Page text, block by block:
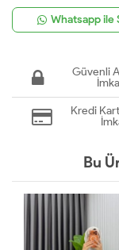
Whatsapp ile
Güvenli
Kredi
Bu